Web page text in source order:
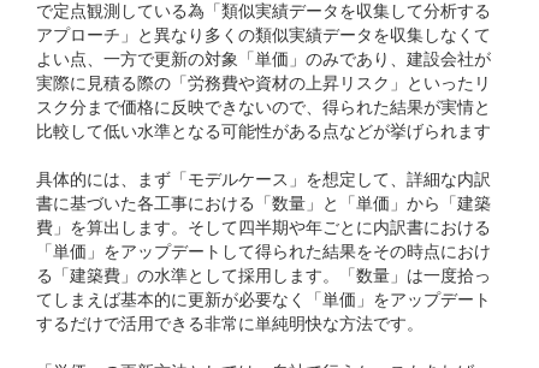
で定点観測している為「類似実績データを収集して分析する
アプローチ」と異なり多くの類似実績データを収集しなくて
よい点、一方で更新の対象「単価」のみであり、建設会社が
実際に見積る際の「労務費や資材の上昇リスク」といったリ
スク分まで価格に反映できないので、得られた結果が実情と
比較して低い水準となる可能性がある点などが挙げられます
具体的には、まず「モデルケース」を想定して、詳細な内訳
書に基づいた各工事における「数量」と「単価」から「建築
費」を算出します。そして四半期や年ごとに内訳書における
「単価」をアップデートして得られた結果をその時点におけ
る「建築費」の水準として採用します。「数量」は一度拾っ
てしまえば基本的に更新が必要なく「単価」をアップデート
するだけで活用できる非常に単純明快な方法です。